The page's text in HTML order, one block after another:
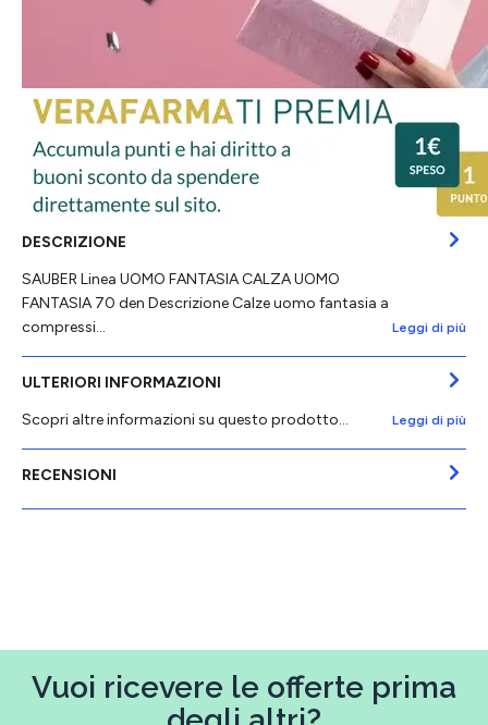
DESCRIZIONE
SAUBER Linea UOMO FANTASIA CALZA UOMO
FANTASIA 70 den Descrizione Calze uomo fantasia a
compressi…
Leggi di più
ULTERIORI INFORMAZIONI
Scopri altre informazioni su questo prodotto...
Leggi di più
RECENSIONI
Vuoi ricevere le offerte prima